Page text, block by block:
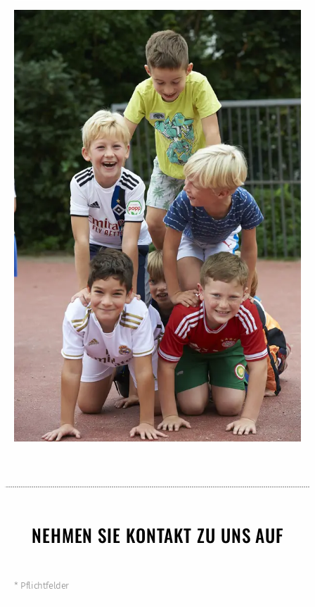
NEHMEN SIE KONTAKT ZU UNS AUF
* Pflichtfelder